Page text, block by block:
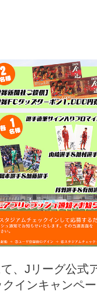
試合を観戦
アカデミー
グッズ
、Jリーグ公式
インキャンペ